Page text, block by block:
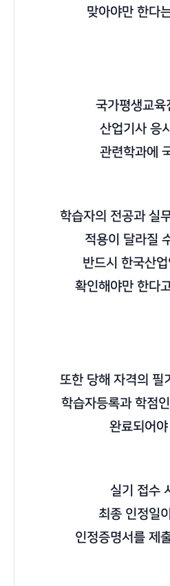
맞아야만 한다
국가평생교육
산업기사 응
관련학과에
학습자의 전공과 실
적용이 달라질
반드시 한국산업
확인해야만 한다
또한 당해 자격의 필
학습자등록과 학점
완료되어
실기 접수
최종 인정일
인정증명서를 제